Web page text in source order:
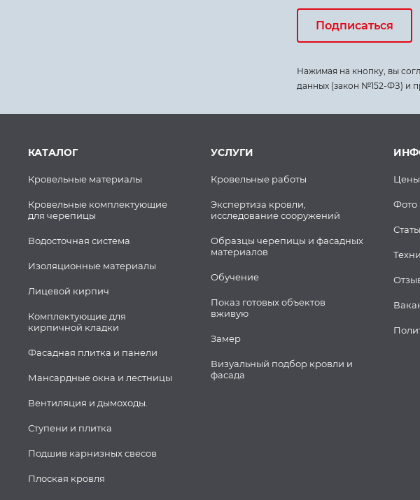
Подписаться
Нажимая на кнопку, вы
данных (закон №152-ФЗ) и
КАТАЛОГ
Кровельные материалы
Кровельные комплектующие
для черепицы
Водосточная система
Изоляционные материалы
Лицевой кирпич
Комплектующие для
кирпичной кладки
Фасадная плитка и панели
Мансардные окна и лестницы
Вентиляция и дымоходы.
Ступени и плитка
Подшив карнизных свесов
Плоская кровля
УСЛУГИ
Кровельные работы
Экспертиза кровли,
исследование сооружений
Образцы черепицы и фасадных
материалов
Обучение
Показ готовых объектов
вживую
Замер
Визуальный подбор кровли и
фасада
Цены
Фото